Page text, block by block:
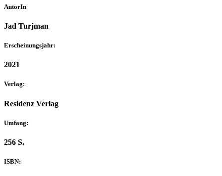
AutorIn
Jad Turjman
Erscheinungsjahr:
2021
Verlag:
Residenz Verlag
Umfang:
256 S.
ISBN: